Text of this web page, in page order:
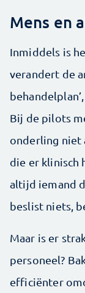
Mens en
Inmiddels is
verandert de
Bij de pilots
onderling niet
die er klinisch
altijd iemand
beslist niets,
Maar is er
personeel?
efficiënter